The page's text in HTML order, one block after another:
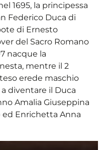
1695, la principessa
Federico Duca di
di Ernesto
del Sacro Romano
nacque la
mentre il 2
erede maschio
diventare il Duca
Amalia Giuseppina
ed Enrichetta Anna